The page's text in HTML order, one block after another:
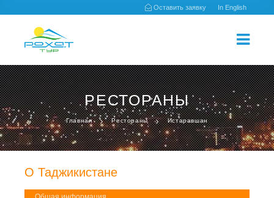
Оставить заявку In English
РЕСТОРАНЫ
Главная Рестораны Истаравшан
О Таджикистане